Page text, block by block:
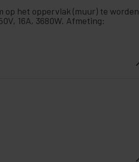
op het oppervlak (muur) te worden
16A, 3680W. Afmeting: